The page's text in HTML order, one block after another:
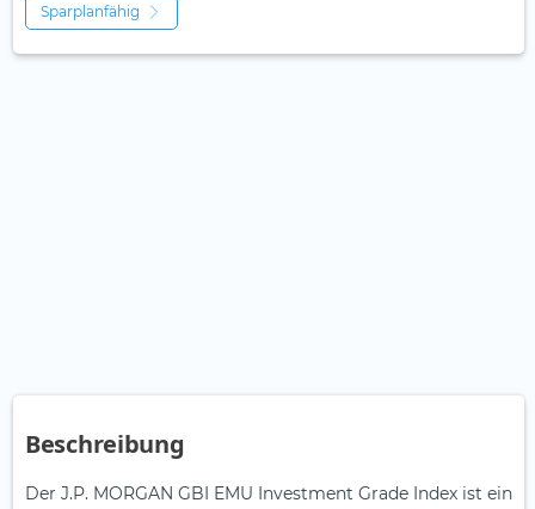
Sparplanfähig
Beschreibung
Der J.P. MORGAN GBI EMU Investment Grade Index ist ein